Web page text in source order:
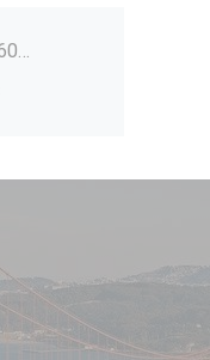
Building Material Stores MDF Wooden Advertising k30mt 4*8ft Cuttrt Machine Wood Carving Woodworking Machine CNC Machine
Building Material Shops CNC 2021 Multifunction 4 Axis CNC Router Lathe Best 4x8 Router Machine for Glass Plastic, Acrylic, Aluminum, Brass, PVC